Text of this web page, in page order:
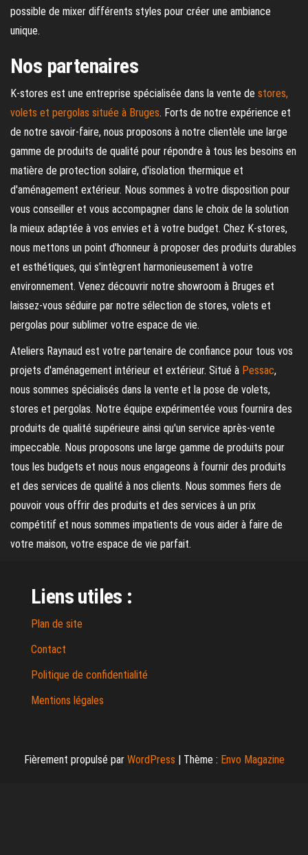
possible de mixer différents styles pour créer une ambiance
unique.
Nos partenaires
K-stores est une entreprise spécialisée dans la vente de stores,
volets et pergolas située à Bruges. Forts de notre expérience et
de notre savoir-faire, nous proposons à notre clientèle une large
gamme de produits de qualité pour répondre à tous les besoins en
matière de protection solaire, d'isolation thermique et
d'aménagement extérieur. Nous sommes à votre disposition pour
vous conseiller et vous accompagner dans le choix de la solution
la mieux adaptée à vos envies et à votre budget. Chez K-stores,
nous mettons un point d'honneur à proposer des produits durables
et esthétiques, qui s'intègrent harmonieusement à votre
environnement. Venez découvrir notre showroom à Bruges et
laissez-vous séduire par notre sélection de stores, volets et
pergolas pour sublimer votre espace de vie.
Ateliers Raynaud est votre partenaire de confiance pour tous vos
projets d'aménagement intérieur et extérieur. Situé à Pessac,
nous sommes spécialisés dans la vente et la pose de volets,
stores et pergolas. Notre équipe expérimentée vous fournira des
produits de qualité supérieure ainsi qu'un service après-vente
impeccable. Nous proposons une large gamme de produits pour
tous les budgets et nous nous engageons à fournir des produits
et des services de qualité à nos clients. Nous sommes fiers de
pouvoir vous offrir des produits et des services à un prix
compétitif et nous sommes impatients de vous aider à faire de
votre maison, votre espace de vie parfait.
Liens utiles :
Plan de site
Contact
Politique de confidentialité
Mentions légales
Fièrement propulsé par WordPress | Thème : Envo Magazine